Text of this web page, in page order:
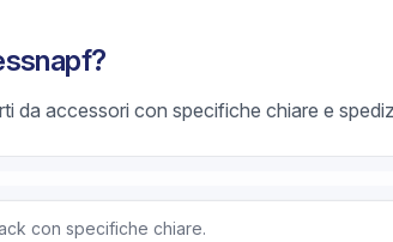
da accessori con specifiche chiare e
con specifiche chiare.